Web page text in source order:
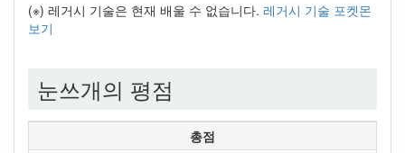
(※) 레거시 기술은 현재 배울 수 없습니다. 레거시 기술 포켓몬
보기
눈쓰개의 평점
총점